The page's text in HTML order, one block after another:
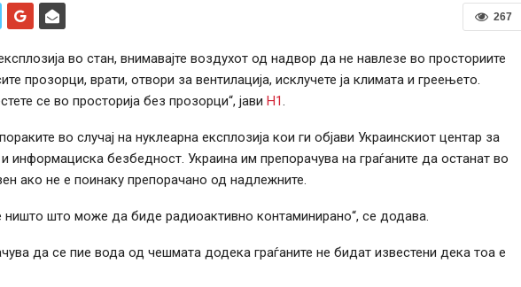
267
во стан, внимавајте воздухот од надвор да не навлезе во просториите
прозорци, врати, отвори за вентилација, исклучете ја климата и греењето.
се во просторија без прозорци“, јави Н1.
во случај на нуклеарна експлозија кои ги објави Украинскиот центар за
информациска безбедност. Украина им препорачува на граѓаните да останат во
ако не е поинаку препорачано од надлежните.
ништо што може да биде радиоактивно контаминирано“, се додава.
да се пие вода од чешмата додека граѓаните не бидат известени дека тоа е